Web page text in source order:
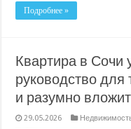
Подробнее »
Квартира в Сочи
руководство для
и разумно
29.05.2026